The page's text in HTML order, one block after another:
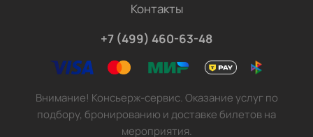
Контакты
+7 (499) 460-63-48
Внимание! Консьерж-сервис. Оказание услуг по
подбору, бронированию и доставке билетов на
мероприятия.